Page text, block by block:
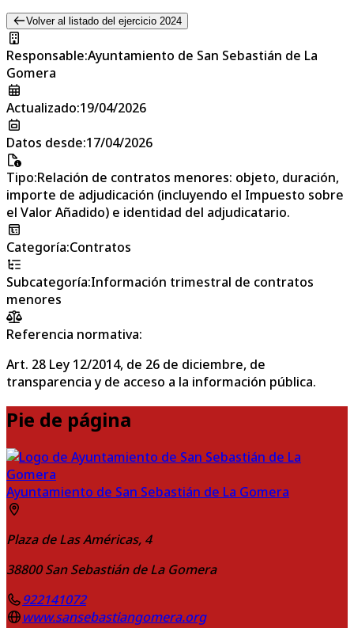
Volver al listado del ejercicio 2024
Responsable:Ayuntamiento de San Sebastián de La
Gomera
Actualizado:19/04/2026
Datos desde:17/04/2026
Tipo:Relación de contratos menores: objeto, duración,
importe de adjudicación (incluyendo el Impuesto sobre
el Valor Añadido) e identidad del adjudicatario.
Categoría:Contratos
Subcategoría:Información trimestral de contratos
menores
Referencia normativa:
Art. 28 Ley 12/2014, de 26 de diciembre, de
transparencia y de acceso a la información pública.
Pie de página
Ayuntamiento de San Sebastián de La Gomera
Plaza de Las Américas, 4
38800 San Sebastián de La Gomera
922141072
www.sansebastiangomera.org